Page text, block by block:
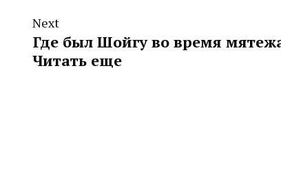
Next
Где был Шойгу во время
Читать еще